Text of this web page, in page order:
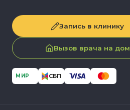
Запись в клинику
Вызов врача на дом
МИР СБП